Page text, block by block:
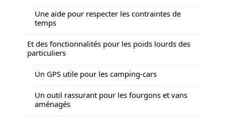
Une aide pour respecter les contraintes de
temps
Et des fonctionnalités pour les poids lourds des
particuliers
Un GPS utile pour les camping-cars
Un outil rassurant pour les fourgons et vans
aménagés